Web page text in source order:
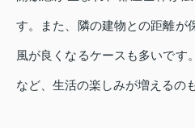
す。また、隣の建物との距離が
風が良くなるケースも多いです
など、生活の楽しみが増えるの